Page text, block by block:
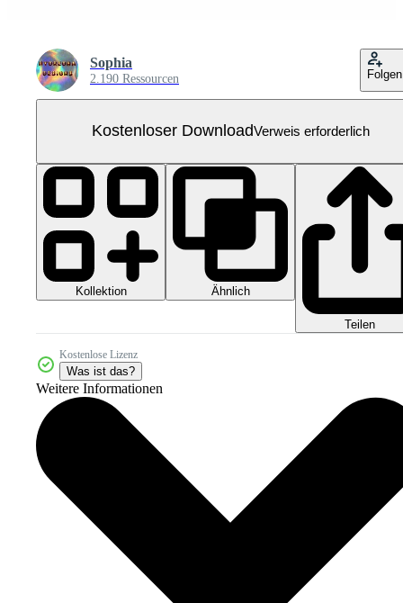
Sophia
2.190 Ressourcen Folgen
Kostenloser DownloadVerweis erforderlich
Kollektion Ähnlich
Teilen
Kostenlose Lizenz
Was ist das?
Weitere Informationen